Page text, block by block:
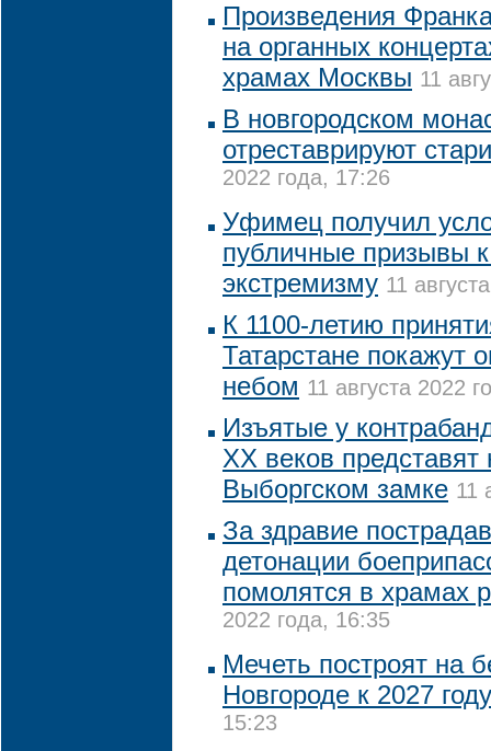
Произведения
на органных
храмах Москвы 11
В новгородском
отреставрируют
2022 года, 17:26
Уфимец получил
публичные призывы
экстремизму 11
К 1100-летию
Татарстане покажут
небом 11 августа 2022
Изъятые у
XX веков
Выборгском замке 11
За здравие
детонации
помолятся в храмах
2022 года, 16:35
Мечеть построят на
Новгороде к 2027 году
15:23